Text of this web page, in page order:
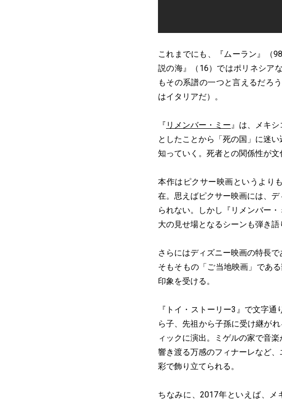
これまでにも、『ムーラン』（
説の海』（16）ではポリネシア
もその系譜の一つと言えるだろ
はイタリアだ）。
『 リメンバー・ミー』は、メキ
としたことから「死の国」に迷
知っていく。死者との関係性が
本作はピクサー映画というより
在。思えばピクサー映画には、
られない。しかし『リメンバー
大の見せ場となるシーンも弾き語
さらにはディズニー映画の特長
そもそもの「ご当地映画」であ
印象を受ける。
『トイ・ストーリー3』で文字
ら子、先祖から子孫に受け継が
ィックに演出。ミゲルの家で音
響き渡る万感のフィナーレなど
彩で飾り立てられる。
ちなみに、2017年といえば、